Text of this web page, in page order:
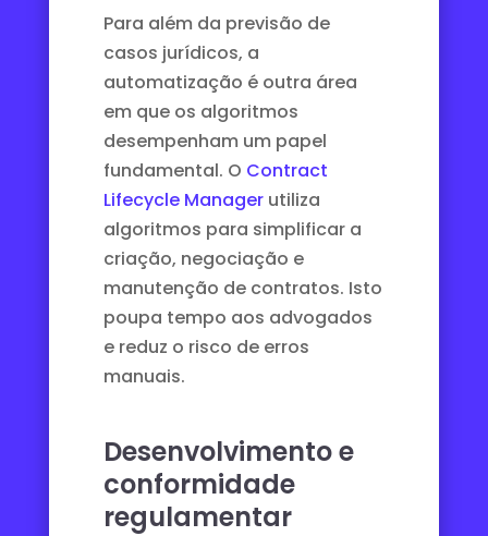
Para além da previsão de
casos jurídicos, a
automatização é outra área
em que os algoritmos
desempenham um papel
fundamental. O Contract
Lifecycle Managerutiliza
algoritmos para simplificar a
criação, negociação e
manutenção de contratos. Isto
poupa tempo aos advogados
e reduz o risco de erros
manuais.
Desenvolvimento e
conformidade
regulamentar